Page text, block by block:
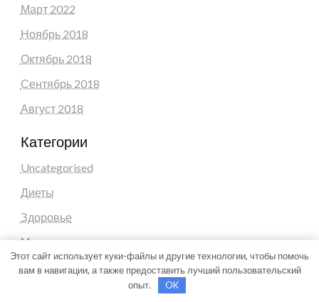
Март 2022
Ноябрь 2018
Октябрь 2018
Сентябрь 2018
Август 2018
Категории
Uncategorised
Диеты
Здоровье
Мода и красота
Новости плюс
Этот сайт использует куки-файлы и другие технологии, чтобы помочь
вам в навигации, а также предоставить лучший пользовательский
опыт.
OK